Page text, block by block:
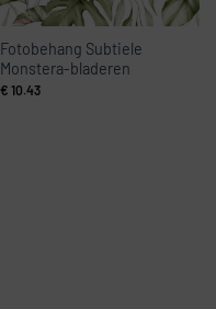
Fotobehang Subtiele
Monstera-bladeren
€ 10.43